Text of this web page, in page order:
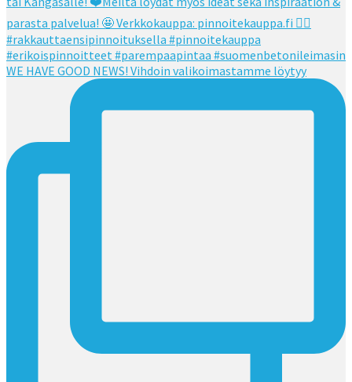
WE HAVE GOOD NEWS! Vihdoin valikoimastamme löytyy